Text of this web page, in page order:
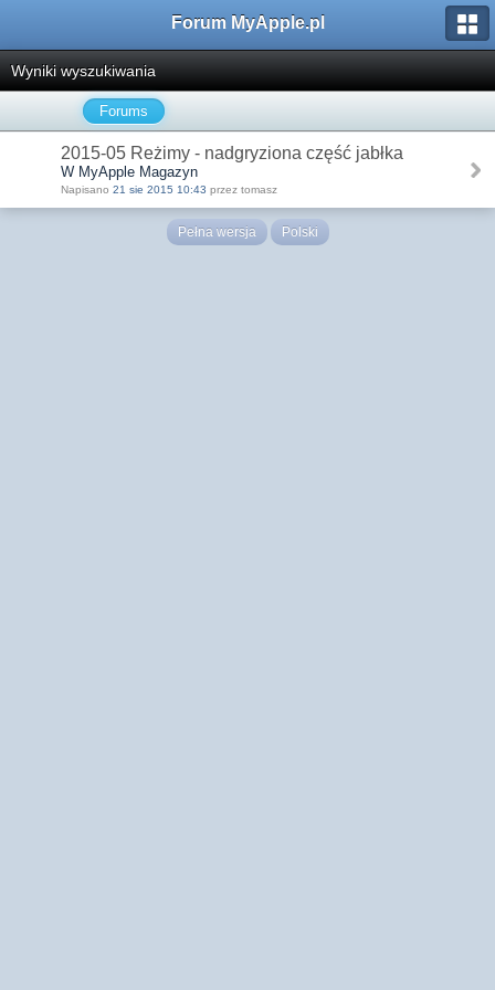
Forum MyApple.pl
Wyniki wyszukiwania
Forums
2015-05 Reżimy - nadgryziona część jabłka
W MyApple Magazyn
Napisano 21 sie 2015 10:43 przez tomasz
Pełna wersja Polski